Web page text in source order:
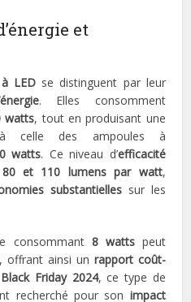
et
LED se distinguent par leur
. Elles consomment
watts, tout en produisant une
celle des ampoules à
watts. Ce niveau d’efficacité
80 et 110 lumens par watt,
substantielles sur les
consommant 8 wattspeut
, offrant ainsi un rapport coût-
Black Friday 2024, ce type de
recherché pour son impact